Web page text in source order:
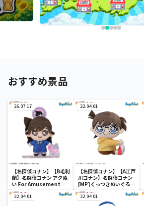
おすすめ景品
26.07.17
【名探偵コナン】【B毛利
蘭】名探偵コナン アクぬ
い For Amusement
Vol.1（EX）
22.04.01
【名探偵コナン】【A江戸
川コナン】名探偵コナン
[MP]くっつきぬいぐる
み“コナン&降谷&高木&
佐藤”
22.04.01 22.04.01